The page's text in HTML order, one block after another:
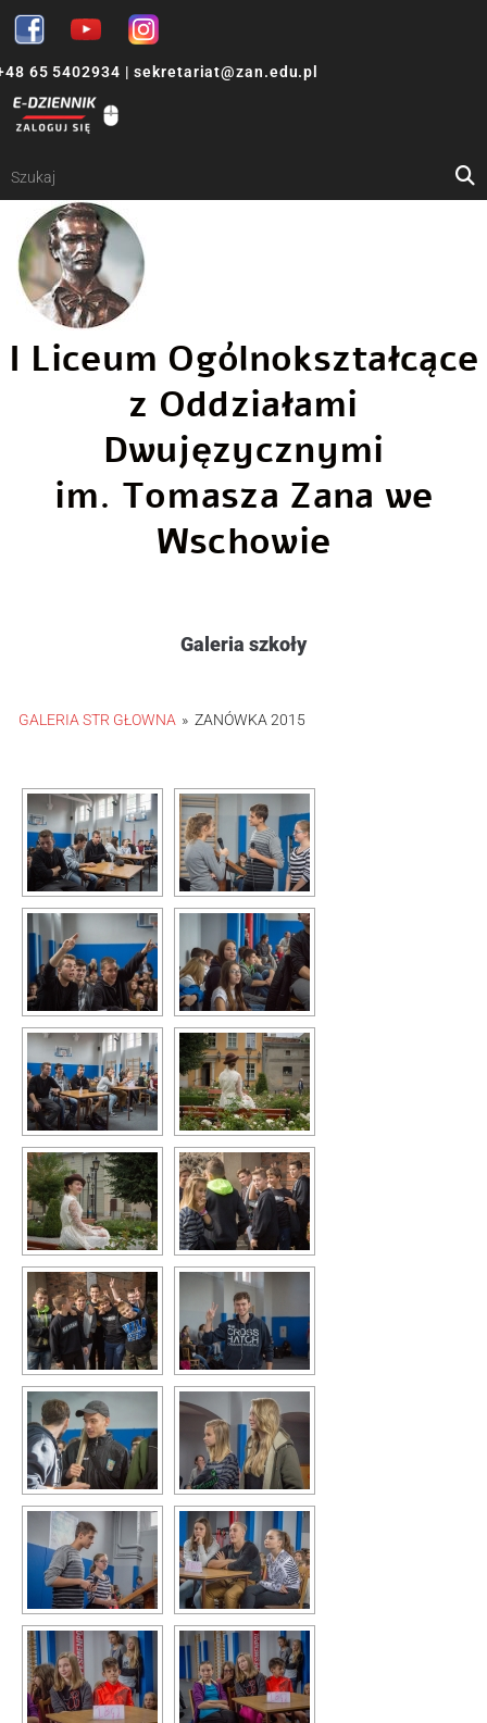
65 5402934 | sekretariat@zan.edu.pl
I Liceum Ogólnokształcące
z Oddziałami
Dwujęzycznymi
im. Tomasza Zana we
Wschowie
Galeria szkoły
GALERIA STR GŁOWNA » ZANÓWKA 2015